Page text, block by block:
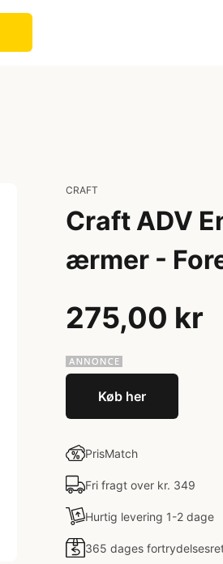
CRAFT
Craft ADV
ærmer -
275,00 kr
Køb her
PrisMatch
Fri fragt over kr. 349
Hurtig levering 1-2 dage
365 dages